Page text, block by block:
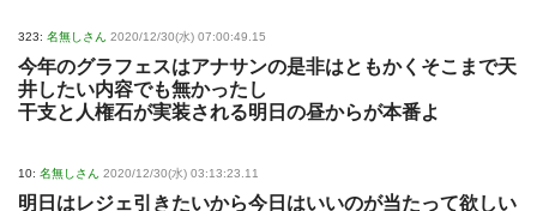
323: 名無しさん 2020/12/30(水) 07:00:49.15
今年のグラフェスはアナサンの是非はともかくそこまで天
井したい内容でも無かったし
干支と人権石が実装される明日の昼からが本番よ
10: 名無しさん 2020/12/30(水) 03:13:23.11
明日はレジェ引きたいから今日はいいのが当たって欲しい